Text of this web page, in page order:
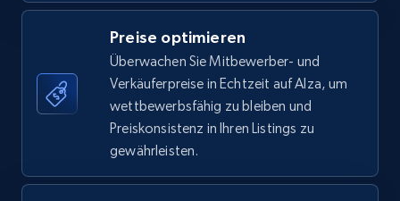
Walmart - products
URL, Final price, Sku, Currency, Gtin,
Specifications, Image urls, Top reviews, and
more.
876+ Jetzt anfangen
Preise optimieren
Überwachen Sie Mitbewerber- und
Verkäuferpreise in Echtzeit auf Alza, um
wettbewerbsfähig zu bleiben und
Preiskonsistenz in Ihren Listings zu
gewährleisten.